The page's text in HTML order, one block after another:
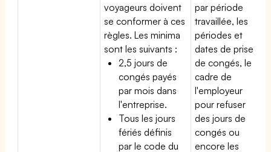
voyageurs doivent
se conformer à ces
règles. Les minima
sont les suivants :
2,5 jours de
congés payés
par mois dans
l'entreprise.
Tous les jours
fériés définis
par le code du
par période
travaillée, les
périodes et
dates de prise
de congés, le
cadre de
l'employeur
pour refuser
des jours de
congés ou
encore les